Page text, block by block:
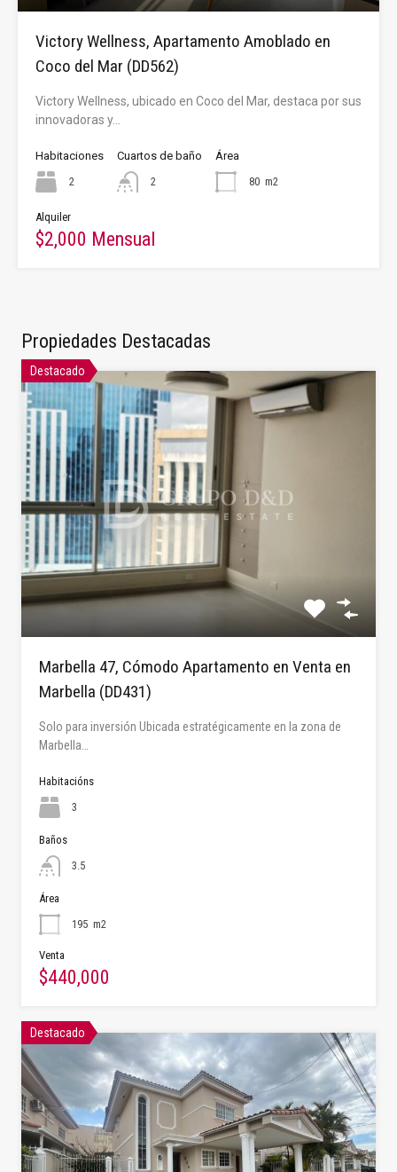
Victory Wellness, Apartamento Amoblado en
Coco del Mar (DD562)
Victory Wellness, ubicado en Coco del Mar, destaca por sus
innovadoras y…
Habitaciones
2
Cuartos de baño
2
Área
80 m2
Alquiler
$2,000 Mensual
Propiedades Destacadas
Destacado
Marbella 47, Cómodo Apartamento en Venta en
Marbella (DD431)
Solo para inversión Ubicada estratégicamente en la zona de
Marbella…
Habitacións
3
Baños
3.5
Área
195 m2
Venta
$440,000
Destacado